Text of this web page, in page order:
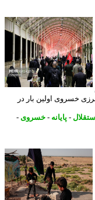
اولین بار در
-پایانه-خسروی-